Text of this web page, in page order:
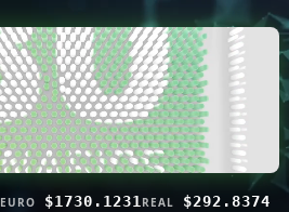
EURO $1730.1231 REAL $292.8374